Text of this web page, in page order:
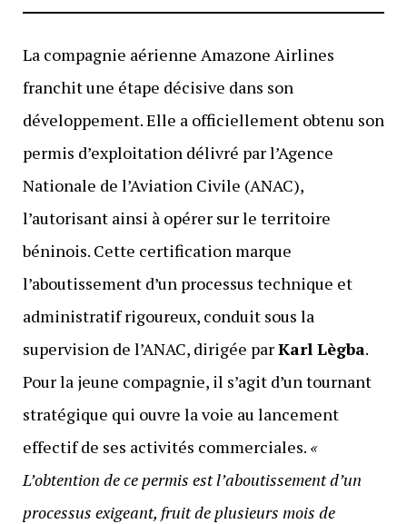
La compagnie aérienne Amazone Airlines
franchit une étape décisive dans son
développement. Elle a officiellement obtenu son
permis d’exploitation délivré par l’Agence
Nationale de l’Aviation Civile (ANAC),
l’autorisant ainsi à opérer sur le territoire
béninois. Cette certification marque
l’aboutissement d’un processus technique et
administratif rigoureux, conduit sous la
supervision de l’ANAC, dirigée parKarl Lègba.
Pour la jeune compagnie, il s’agit d’un tournant
stratégique qui ouvre la voie au lancement
effectif de ses activités commerciales. «
L’obtention de ce permis est l’aboutissement d’un
processus exigeant, fruit de plusieurs mois de